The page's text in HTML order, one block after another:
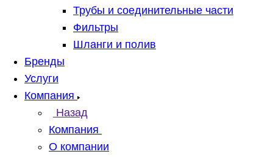
Трубы и соединительные части
Фильтры
Шланги и полив
Бренды
Услуги
Компания
Назад
Компания
О компании